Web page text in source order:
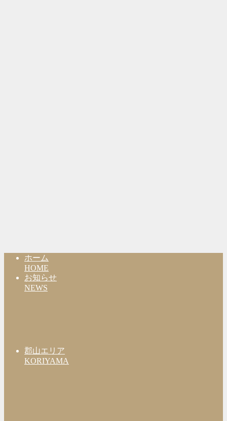
ホーム
HOME
お知らせ
NEWS
郡山エリア
KORIYAMA